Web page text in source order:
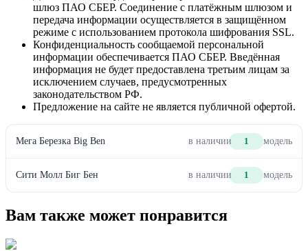
шлюз ПАО СБЕР. Соединение с платёжным шлюзом и
передача информации осуществляется в защищённом
режиме с использованием протокола шифрования SSL.
Конфиденциальность сообщаемой персональной
информации обеспечивается ПАО СБЕР. Введённая
информация не будет предоставлена третьим лицам за
исключением случаев, предусмотренных
законодательством РФ.
Предложение на сайте не является публичной офертой.
Мега Березка Big Ben в наличии 1 модель
Сити Молл Биг Бен в наличии 1 модель
Вам также может понравится